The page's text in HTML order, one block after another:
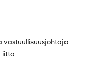
vastuullisuusjohtaja